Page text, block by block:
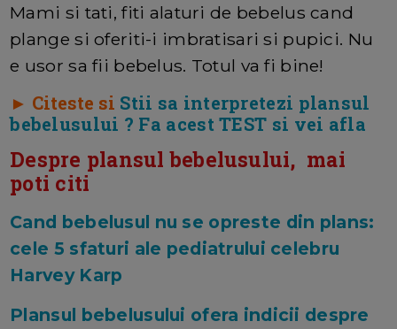
Mami si tati, fiti alaturi de bebelus cand
plange si oferiti-i imbratisari si pupici. Nu
e usor sa fii bebelus. Totul va fi bine!
► Citeste si Stii sa interpretezi plansul
bebelusului ? Fa acest TEST si vei afla
Despre plansul bebelusului, mai
poti citi
Cand bebelusul nu se opreste din plans:
cele 5 sfaturi ale pediatrului celebru
Harvey Karp
Plansul bebelusului ofera indicii despre